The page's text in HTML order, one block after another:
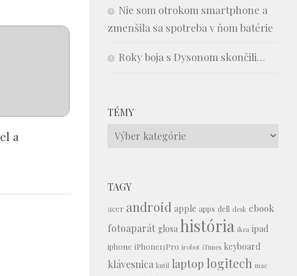
a
Nie som otrokom smartphone a
zmenšila sa spotreba v ňom batérie
Roky boja s Dysonom skončili…
TÉMY
Témy
TAGY
acer android apple apps dell desk ebook
fotoaparát glosa história ikea ipad
iphone iPhone13Pro irobot iTunes keyboard
klávesnica kutil laptop logitech mac